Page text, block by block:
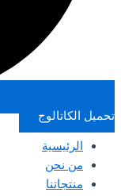
تحميل الكاتالوج
الرئيسية
من نحن
منتجاتنا